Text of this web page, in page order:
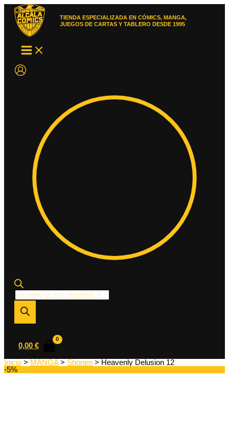
contenido
TIENDA ESPECIALIZADA EN CÓMICS, MANGA,
JUEGOS DE CARTAS Y TABLERO DESDE 1995
Búsqueda
de
productos
0,00 €
Inicio > MANGA> Shonen > Heavenly Delusion 12
-5%